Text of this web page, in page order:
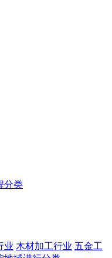
分类
业 木材加工行业 五金工